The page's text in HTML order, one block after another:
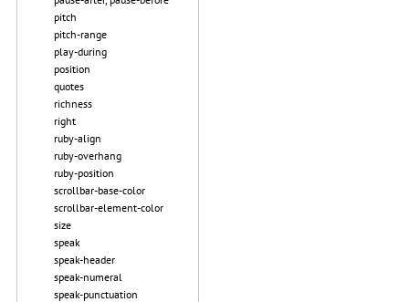
pitch
pitch-range
play-during
position
quotes
richness
right
ruby-align
ruby-overhang
ruby-position
scrollbar-base-color
scrollbar-element-color
size
speak
speak-header
speak-numeral
speak-punctuation